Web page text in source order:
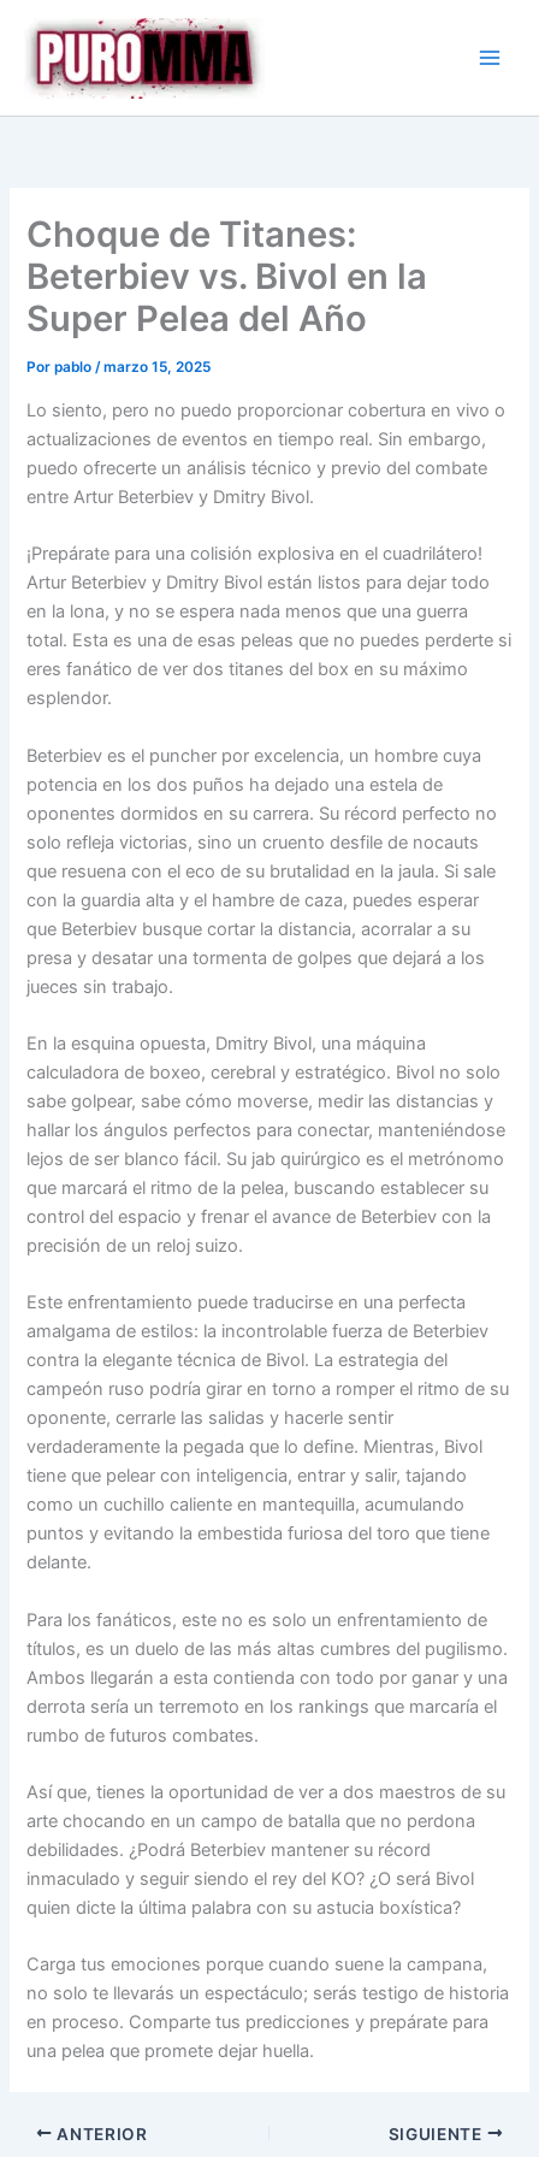
contenido
Choque de Titanes:
Beterbiev vs. Bivol en la
Super Pelea del Año
Porpablo/marzo 15, 2025
Lo siento, pero no puedo proporcionar cobertura en vivo o
actualizaciones de eventos en tiempo real. Sin embargo,
puedo ofrecerte un análisis técnico y previo del combate
entre Artur Beterbiev y Dmitry Bivol.
¡Prepárate para una colisión explosiva en el cuadrilátero!
Artur Beterbiev y Dmitry Bivol están listos para dejar todo
en la lona, y no se espera nada menos que una guerra
total. Esta es una de esas peleas que no puedes perderte si
eres fanático de ver dos titanes del box en su máximo
esplendor.
Beterbiev es el puncher por excelencia, un hombre cuya
potencia en los dos puños ha dejado una estela de
oponentes dormidos en su carrera. Su récord perfecto no
solo refleja victorias, sino un cruento desfile de nocauts
que resuena con el eco de su brutalidad en la jaula. Si sale
con la guardia alta y el hambre de caza, puedes esperar
que Beterbiev busque cortar la distancia, acorralar a su
presa y desatar una tormenta de golpes que dejará a los
jueces sin trabajo.
En la esquina opuesta, Dmitry Bivol, una máquina
calculadora de boxeo, cerebral y estratégico. Bivol no solo
sabe golpear, sabe cómo moverse, medir las distancias y
hallar los ángulos perfectos para conectar, manteniéndose
lejos de ser blanco fácil. Su jab quirúrgico es el metrónomo
que marcará el ritmo de la pelea, buscando establecer su
control del espacio y frenar el avance de Beterbiev con la
precisión de un reloj suizo.
Este enfrentamiento puede traducirse en una perfecta
amalgama de estilos: la incontrolable fuerza de Beterbiev
contra la elegante técnica de Bivol. La estrategia del
campeón ruso podría girar en torno a romper el ritmo de su
oponente, cerrarle las salidas y hacerle sentir
verdaderamente la pegada que lo define. Mientras, Bivol
tiene que pelear con inteligencia, entrar y salir, tajando
como un cuchillo caliente en mantequilla, acumulando
puntos y evitando la embestida furiosa del toro que tiene
delante.
Para los fanáticos, este no es solo un enfrentamiento de
títulos, es un duelo de las más altas cumbres del pugilismo.
Ambos llegarán a esta contienda con todo por ganar y una
derrota sería un terremoto en los rankings que marcaría el
rumbo de futuros combates.
Así que, tienes la oportunidad de ver a dos maestros de su
arte chocando en un campo de batalla que no perdona
debilidades. ¿Podrá Beterbiev mantener su récord
inmaculado y seguir siendo el rey del KO? ¿O será Bivol
quien dicte la última palabra con su astucia boxística?
Carga tus emociones porque cuando suene la campana,
no solo te llevarás un espectáculo; serás testigo de historia
en proceso. Comparte tus predicciones y prepárate para
una pelea que promete dejar huella.
ANTERIOR SIGUIENTE